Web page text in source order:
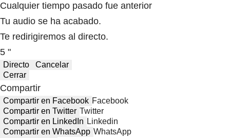
Cualquier tiempo pasado fue anterior
Tu audio se ha acabado.
Te redirigiremos al directo.
5 "
Directo
Cancelar
Cerrar
Compartir
Compartir en Facebook Facebook
Compartir en Twitter Twitter
Compartir en LinkedIn Linkedin
Compartir en WhatsApp WhatsApp